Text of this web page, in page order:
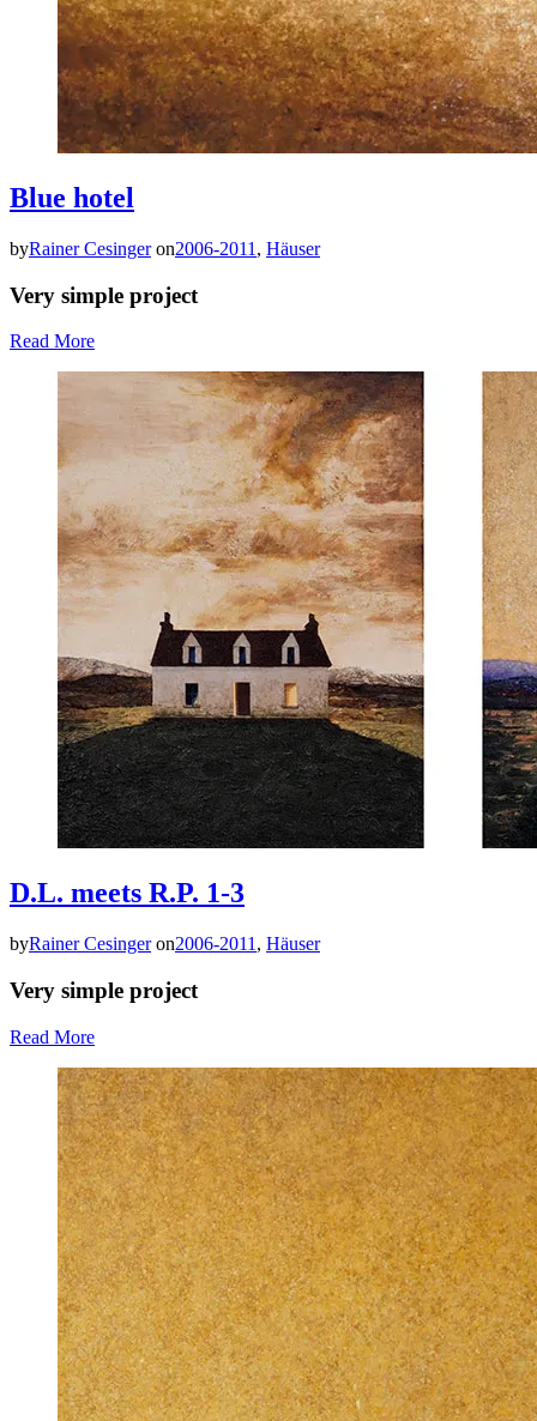
Blue hotel
byRainer Cesinger on2006-2011 , Häuser
Very simple project
Read More
D.L. meets R.P. 1-3
byRainer Cesinger on2006-2011 , Häuser
Very simple project
Read More